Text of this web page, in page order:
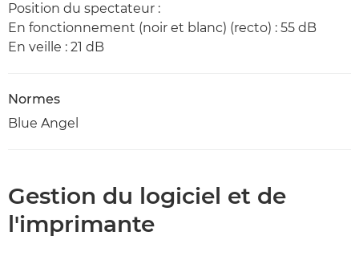
Position du spectateur :
En fonctionnement (noir et blanc) (recto) : 55 dB
En veille : 21 dB
Normes
Blue Angel
Gestion du logiciel et de
l'imprimante